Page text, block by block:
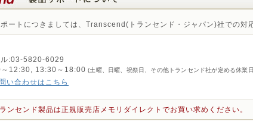
ートにつきましては、Transcend(トランセンド・ジャパン)社での対
:03-5820-6029
12:30, 13:30～18:00 (土曜、日曜、祝祭日、その他トランセンド社が定める休業
い合わせはこちら
ランセンド製品は正規販売店メモリダイレクトでお買い求めください。